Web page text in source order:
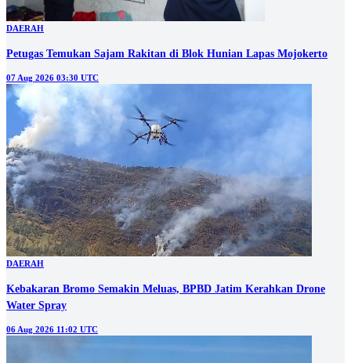
DAERAH
Petugas Temukan Sajam Rakitan di Blok Hunian Lapas Mojokerto
07 Aug 2026 03:30 UTC
DAERAH
Kebakaran Bromo Semakin Meluas, BPBD Jatim Kerahkan Drone
Water Spray
06 Aug 2026 11:02 UTC